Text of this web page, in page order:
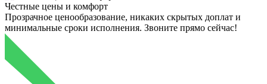
Честные цены и комфорт
Прозрачное ценообразование, никаких скрытых доплат и
минимальные сроки исполнения. Звоните прямо сейчас!